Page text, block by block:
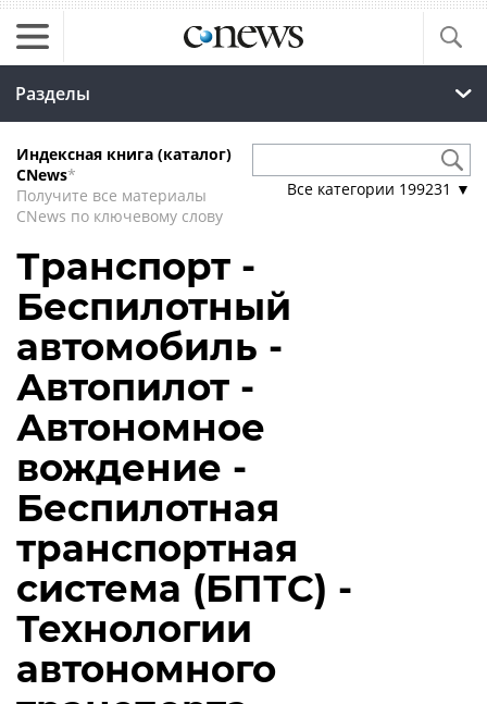
Разделы
Индексная книга (каталог)
CNews*
Получите все материалы
CNews по ключевому слову
Все категории 199231 ▼
Транспорт -
Беспилотный
автомобиль -
Автопилот -
Автономное
вождение -
Беспилотная
транспортная
система (БПТС) -
Технологии
автономного